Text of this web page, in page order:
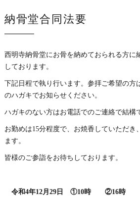
納骨堂合同法要
西明寺納骨堂にお骨を納めておられる方に
しております。
下記日程で執り行います。参拝ご希望の方
のハガキでお知らせください。
ハガキのない方はお電話でのご連絡で結構
お勤めは15分程度で、お焼香していただき
ます。
皆様のご参詣をお待ちしております。
令和4年12月29日 ①10時 ②16時